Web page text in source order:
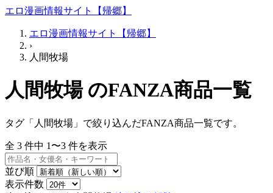
エロ漫画情報サイト【帰郷】
エロ漫画情報サイト【帰郷】
›
人間牧場
人間牧場 のFANZA商品一覧
タグ「人間牧場」で絞り込んだFANZA商品一覧です。
全 3 件中 1〜3 件を表示
並び順
表示件数